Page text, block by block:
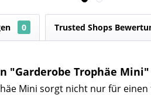
0 Trusted Shops
"Garderobe Trophäe Mini"
Mini sorgt nicht nur für